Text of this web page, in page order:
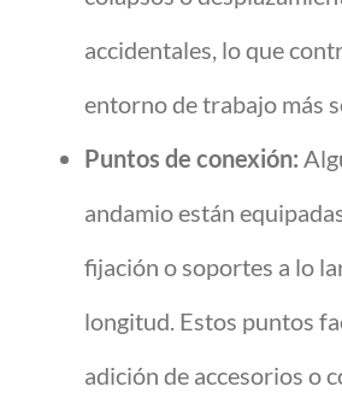
accidentales, lo que
entorno de trabajo más
Puntos de conexión:
andamio están
fijación o soportes a lo
longitud. Estos puntos
adición de accesorios o